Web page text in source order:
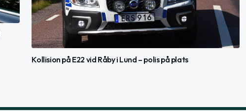
Kollision på E22 vid Råby i Lund – polis på plats